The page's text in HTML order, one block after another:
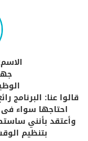
الاسم
قالوا عنا: البرنامج
احتاجها سواء
وأعتقد بأنني
بتنظيم